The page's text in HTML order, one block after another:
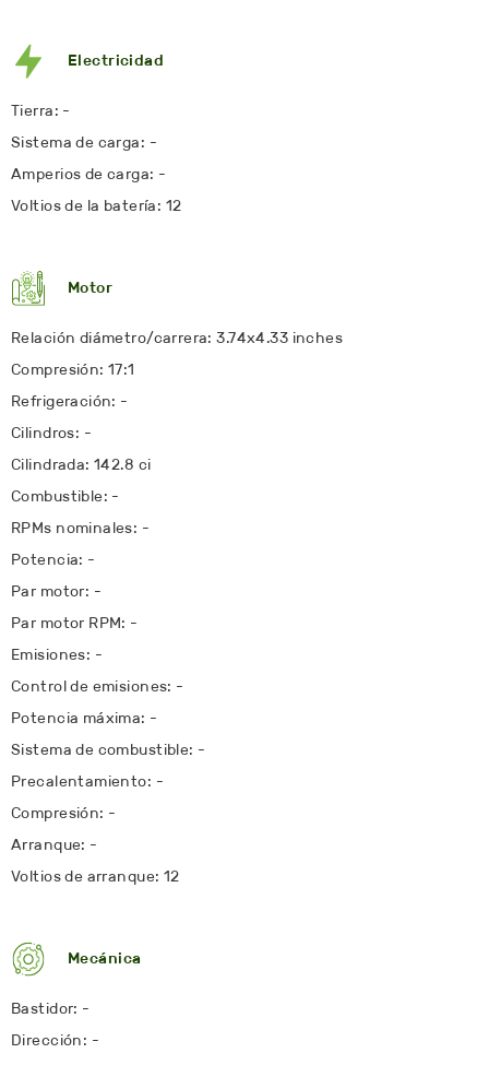
Electricidad
Tierra: -
Sistema de carga: -
Amperios de carga: -
Voltios de la batería: 12
Motor
Relación diámetro/carrera: 3.74x4.33 inches
Compresión: 17:1
Refrigeración: -
Cilindros: -
Cilindrada: 142.8 ci
Combustible: -
RPMs nominales: -
Potencia: -
Par motor: -
Par motor RPM: -
Emisiones: -
Control de emisiones: -
Potencia máxima: -
Sistema de combustible: -
Precalentamiento: -
Compresión: -
Arranque: -
Voltios de arranque: 12
Mecánica
Bastidor: -
Dirección: -